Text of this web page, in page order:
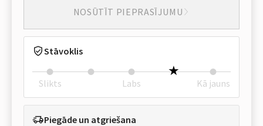
NOSŪTĪT PIEPRASĪJUMU
Stāvoklis
Slikts Labs Kā jauns
Piegāde un atgriešana